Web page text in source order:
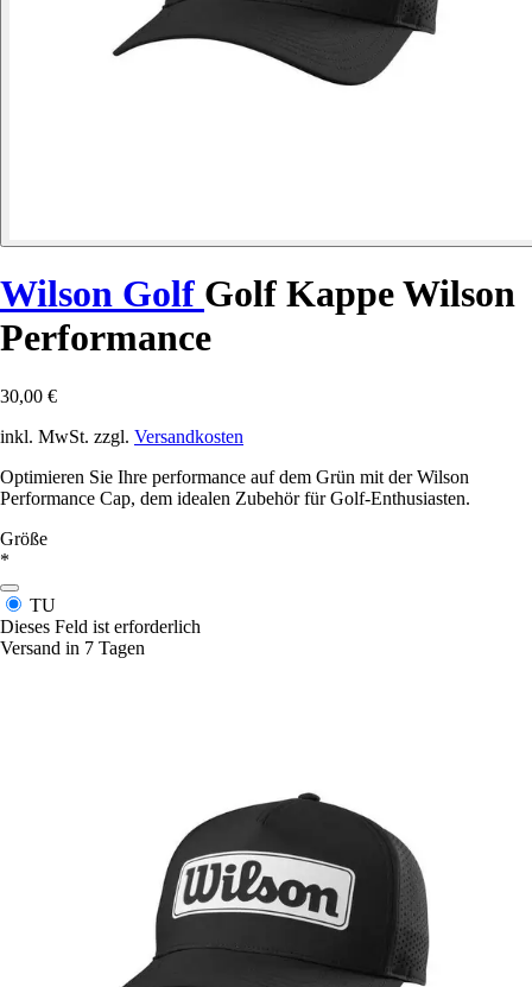
Wilson Golf Golf Kappe Wilson
Performance
30,00 €
inkl. MwSt. zzgl. Versandkosten
Optimieren Sie Ihre performance auf dem Grün mit der Wilson
Performance Cap, dem idealen Zubehör für Golf-Enthusiasten.
Größe
*
TU
Dieses Feld ist erforderlich
Versand in 7 Tagen